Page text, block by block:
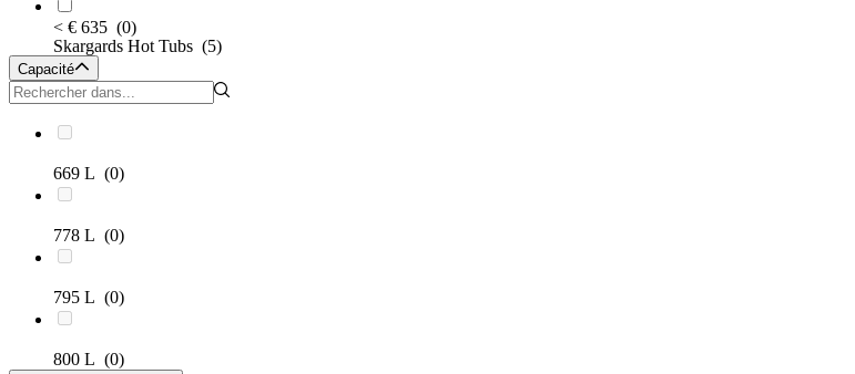
Skargards Hot Tubs (5)
< € 635 (0)
Capacité
669 L (0)
778 L (0)
795 L (0)
800 L (0)